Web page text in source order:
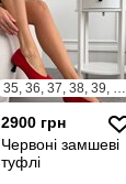
35, 36, 37, 38, 39, 40, 41
2900 грн
Червоні замшеві
туфлі